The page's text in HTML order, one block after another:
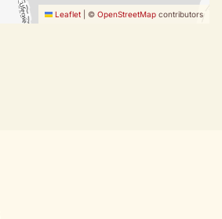
Leaflet © OpenStreetMap contributors